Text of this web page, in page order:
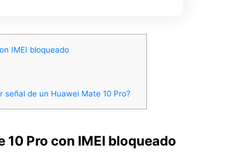
IMEI bloqueado
de un Huawei Mate 10 Pro?
10 Pro con IMEI bloqueado